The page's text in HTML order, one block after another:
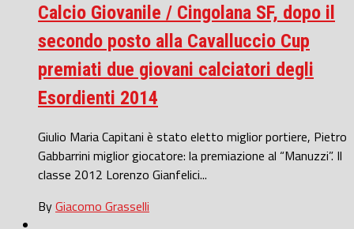
Calcio Giovanile / Cingolana SF, dopo il
secondo posto alla Cavalluccio Cup
premiati due giovani calciatori degli
Esordienti 2014
Giulio Maria Capitani è stato eletto miglior portiere, Pietro
Gabbarrini miglior giocatore: la premiazione al “Manuzzi”. Il
classe 2012 Lorenzo Gianfelici...
ByGiacomo Grasselli